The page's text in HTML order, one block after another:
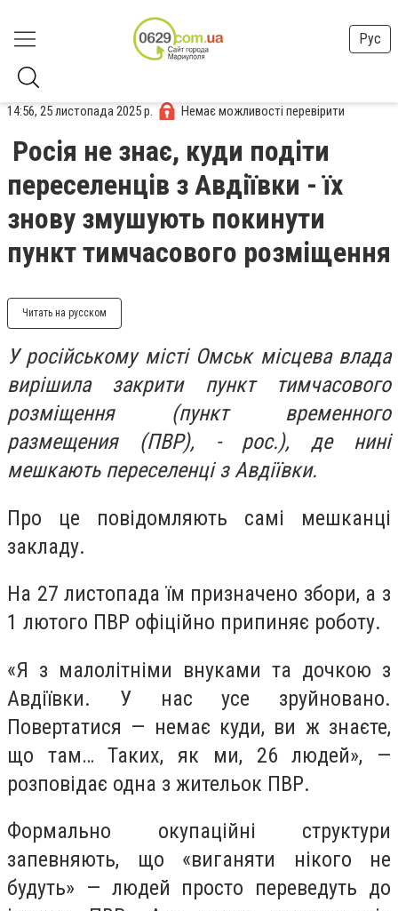
Рус
14:56, 25 листопада 2025 р. Немає можливості перевірити
Росія не знає, куди подіти
переселенців з Авдіївки - їх
знову змушують покинути
пункт тимчасового розміщення
Читать на русском
У російському місті Омськ місцева влада
вирішила закрити пункт тимчасового
розміщення (пункт временного
размещения (ПВР), - рос.), де нині
мешкають переселенці з Авдіївки.
Про це повідомляють самі мешканці
закладу.
На 27 листопада їм призначено збори, а з
1 лютого ПВР офіційно припиняє роботу.
«Я з малолітніми внуками та дочкою з
Авдіївки. У нас усе зруйновано.
Повертатися — немає куди, ви ж знаєте,
що там… Таких, як ми, 26 людей», —
розповідає одна з жительок ПВР.
Формально окупаційні структури
запевняють, що «виганяти нікого не
будуть» — людей просто переведуть до